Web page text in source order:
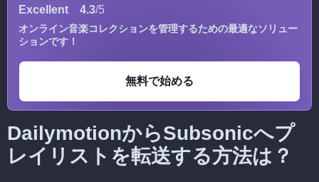
Excellent 4.3/5
オンライン音楽コレクションを管理するための最適なソリュー
ションです！
無料で始める
DailymotionからSubsonicへプ
レイリストを転送する方法は？